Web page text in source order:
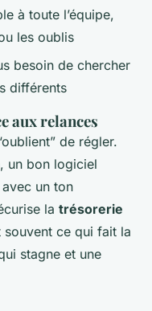
à toute l’équipe,
les oublis
besoin de chercher
différents
aux relances
de régler.
un bon logiciel
avec un ton
la trésorerie
souvent ce qui fait la
stagne et une